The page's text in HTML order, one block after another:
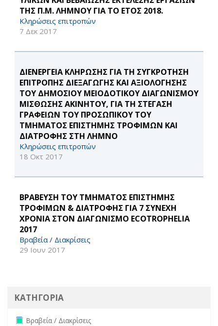
ΤΗΣ Π.Μ. ΛΗΜΝΟΥ ΓΙΑ ΤΟ ΕΤΟΣ 2018.
Κληρώσεις επιτροπών
7 Δεκ 2017
ΔΙΕΝΕΡΓΕΙΑ ΚΛΗΡΩΣΗΣ ΓΙΑ ΤΗ ΣΥΓΚΡΟΤΗΣΗ
ΕΠΙΤΡΟΠΗΣ ΔΙΕΞΑΓΩΓΗΣ ΚΑΙ ΑΞΙΟΛΟΓΗΣΗΣ
ΤΟΥ ΔΗΜΟΣΙΟΥ ΜΕΙΟΔΟΤΙΚΟΥ ΔΙΑΓΩΝΙΣΜΟΥ
ΜΙΣΘΩΣΗΣ ΑΚΙΝΗΤΟΥ, ΓΙΑ ΤΗ ΣΤΕΓΑΣΗ
ΓΡΑΦΕΙΩΝ ΤΟΥ ΠΡΟΣΩΠΙΚΟΥ ΤΟΥ
ΤΜΗΜΑΤΟΣ ΕΠΙΣΤΗΜΗΣ ΤΡΟΦΙΜΩΝ ΚΑΙ
ΔΙΑΤΡΟΦΗΣ ΣΤΗ ΛΗΜΝΟ
Κληρώσεις επιτροπών
18 Οκτ 2017
ΒΡΑΒΕΥΣΗ ΤΟΥ ΤΜΗΜΑΤΟΣ ΕΠΙΣΤΗΜΗΣ
ΤΡΟΦΙΜΩΝ & ΔΙΑΤΡΟΦΗΣ ΓΙΑ 7 ΣΥΝΕΧΗ
ΧΡΟΝΙΑ ΣΤΟΝ ΔΙΑΓΩΝΙΣΜΟ ECOTROPHELIA
2017
Βραβεία / Διακρίσεις
29 Ιουν 2017
ΚΑΤΗΓΟΡΙΑ
Remove Βραβεία / Διακρίσεις filter
Βραβεία / Διακρίσεις